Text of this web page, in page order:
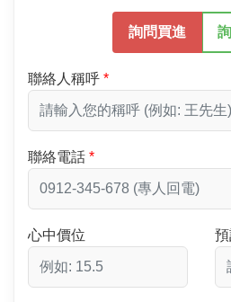
詢問買進
聯絡人稱呼
聯絡電話
心中價位